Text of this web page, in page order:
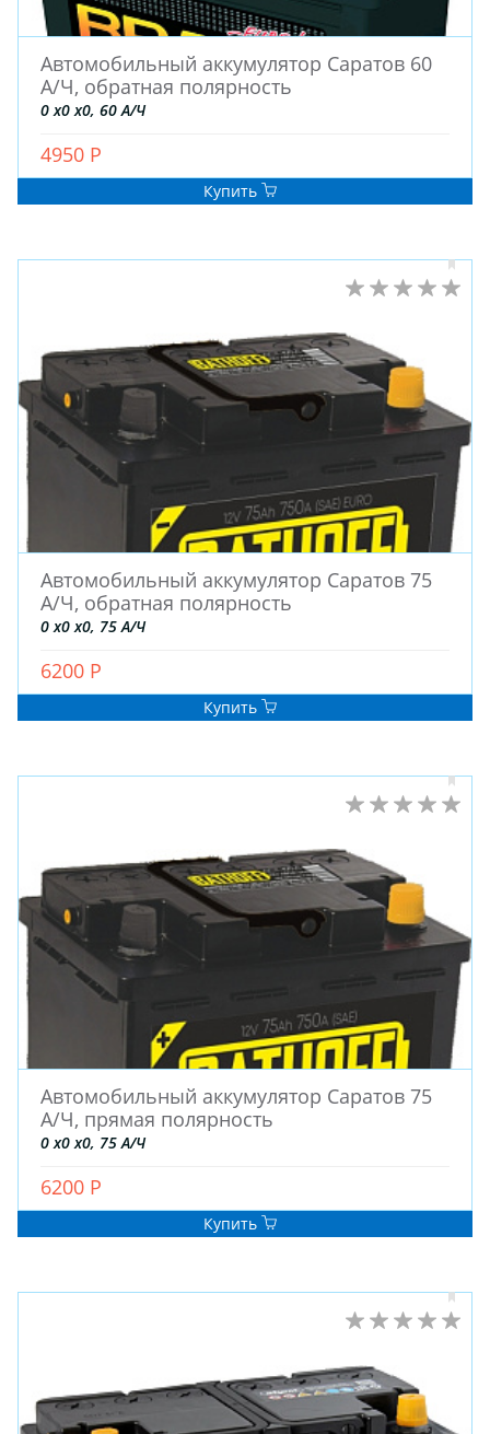
Автомобильный аккумулятор Саратов 60
А/Ч, обратная полярность
0 x0 x0, 60 А/Ч
4950 Р
Купить
Автомобильный аккумулятор Саратов 75
А/Ч, обратная полярность
0 x0 x0, 75 А/Ч
6200 Р
Купить
Автомобильный аккумулятор Саратов 75
А/Ч, прямая полярность
0 x0 x0, 75 А/Ч
6200 Р
Купить